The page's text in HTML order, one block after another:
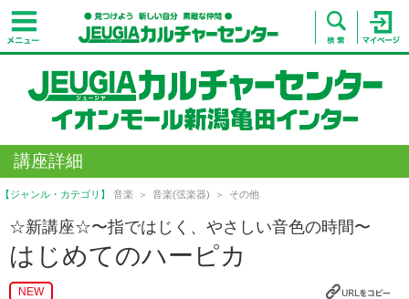
講座詳細
【ジャンル・カテゴリ】 音楽 音楽(弦楽器) その他
☆新講座☆〜指ではじく、やさしい音色の時間〜
はじめてのハーピカ
NEW